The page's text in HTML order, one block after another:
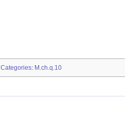
Categories: M.ch.q.10